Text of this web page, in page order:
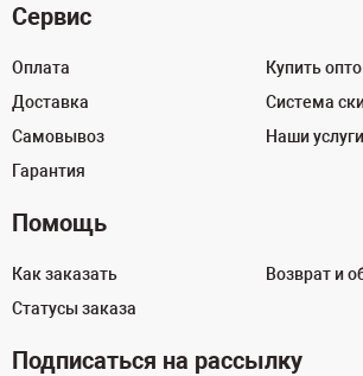
Сервис
Оплата
Доставка
Самовывоз
Гарантия
Купить
Система
Наши услуги
Помощь
Как заказать
Статусы заказа
Возврат и
Подписаться на рассылку